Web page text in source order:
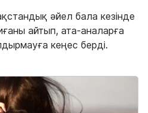
әйел бала кезінде
айтып, ата-аналарға
кеңес берді.